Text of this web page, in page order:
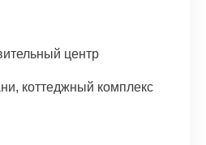
центр
коттеджный комплекс